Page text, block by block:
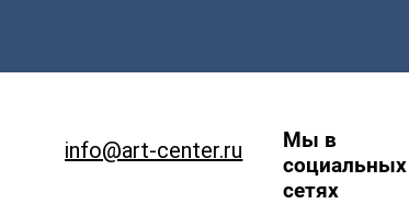
info@art-center.ru
Мы в
социальных
сетях